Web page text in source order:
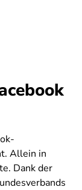
Allein in
Dank der